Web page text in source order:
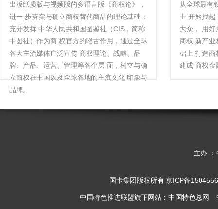
出版纸质版与视频版的多语言版《商权论》，
进一 步夯实与确立商权替代商品的理论基础；
充分发挥 中华人民共和国图鉴社（CIS，简称
中图社）作为商 权官方的喉舌作用，通过全球
各大主流媒体广泛宣传 商权理论、战略、品
牌、产品、运营、管理等各个层 面，树立与确
立商权在中国以及全球各地的主流文化 印象与
品牌。
从全球最有
士 开始找起
大众， 用好
商权 新产业
础上 打造商
建成 商权金
主办 ：
国卡集团版权所有 京ICP备
中国特色推进联盟旗下网站： 中国特色总网